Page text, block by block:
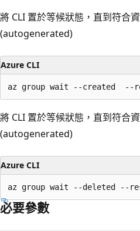
將 CLI 置於等候狀態，直到符合
(autogenerated)
Azure CLI
az group wait --created  --
將 CLI 置於等候狀態，直到符合
(autogenerated)
Azure CLI
az group wait --deleted --
必要參數